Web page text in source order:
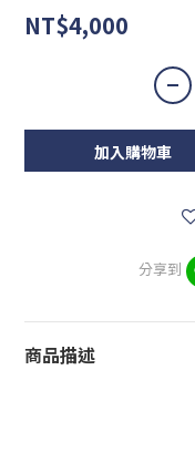
NT$4,000
加入購物車
分享到
商品描述